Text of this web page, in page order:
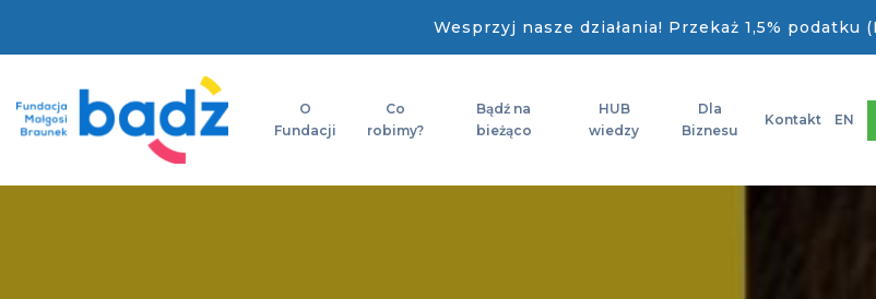
Wesprzyj nasze działania! Przekaż 1,5% podatku
O
Fundacji
Co
robimy?
Bądź na
bieżąco
HUB
wiedzy
Dla
Biznesu
Kontakt EN